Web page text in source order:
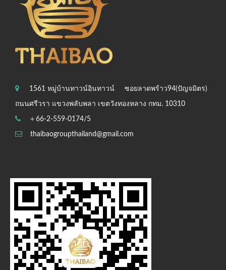
1561 หมู่บ้านทาวน์อินทาวน์ ซอยลาดพร้าว94(ปัญจมิตร)
ถนนศรีวรา แขวงพลับพลา เขตวังทองหลาง กทม. 10310
＋66-2-559-0174/5
thaibaogroupthailand@gmail.com